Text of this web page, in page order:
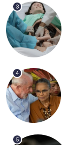
3
4
5